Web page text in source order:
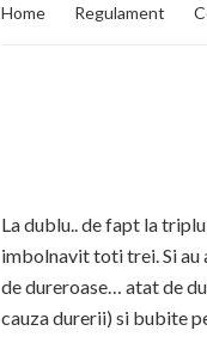
Home Regulament
La dublu.. de fapt la
imbolnavit toti trei. Si
de dureroase… atat de
cauza durerii) si bubite